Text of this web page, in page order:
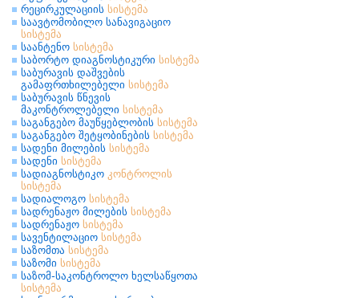
რეცირკულაციის სისტემა
საავტომობილო სანავიგაციო
სისტემა
საანტენო სისტემა
საბორტო დიაგნოსტიკური სისტემა
საბურავის დაშვების
გამაფრთხილებელი სისტემა
საბურავის წნევის
მაკონტროლებელი სისტემა
საგანგებო მაუწყებლობის სისტემა
საგანგებო შეტყობინების სისტემა
სადენი მილების სისტემა
სადენი სისტემა
სადიაგნოსტიკო კონტროლის
სისტემა
სადიალოგო სისტემა
სადრენაჟო მილების სისტემა
სადრენაჟო სისტემა
სავენტილაციო სისტემა
საზომთა სისტემა
საზომი სისტემა
საზომ-საკონტროლო ხელსაწყოთა
სისტემა